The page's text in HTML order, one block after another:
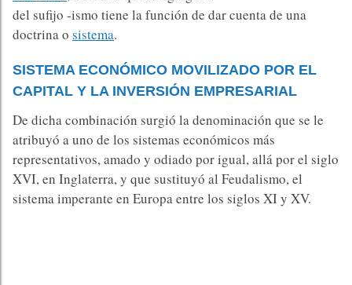
del sufijo -ismo tiene la función de dar cuenta de una
doctrina o sistema.​
SISTEMA ECONÓMICO MOVILIZADO POR EL
CAPITAL Y LA INVERSIÓN EMPRESARIAL
De dicha combinación surgió la denominación que se le
atribuyó a uno de los sistemas económicos más
representativos, amado y odiado por igual, allá por el siglo
XVI, en Inglaterra, y que sustituyó al Feudalismo, el
sistema imperante en Europa entre los siglos XI y XV.​